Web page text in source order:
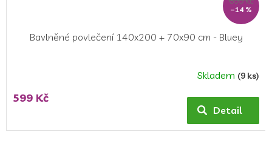
–14 %
Bavlněné povlečení 140x200 + 70x90 cm - Bluey
hodnocení
produktu
5,0
Skladem (9 ks)
599 Kč
Detail